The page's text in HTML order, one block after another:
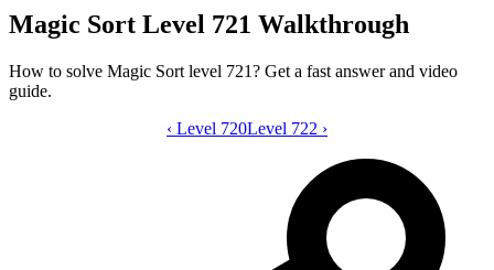
Magic Sort Level 721 Walkthrough
How to solve Magic Sort level 721? Get a fast answer and video
guide.
Magic Sort level 721 video guide
‹ Level 720Level 722 ›